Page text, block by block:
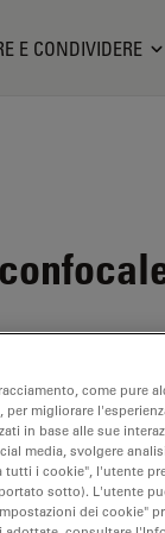
E CONDIVIDERE
alternativi
come pure
migliorare
in base alle sue
media, svolgere
i cookie", l'utente
sotto). L'utente
dei cookie"